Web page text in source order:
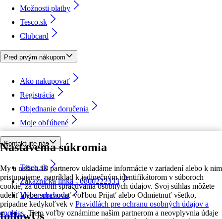
Nastavenia súkromia
My a našich 18 partnerov ukladáme informácie v zariadení alebo k nim
pristupujeme, napríklad k jedinečným identifikátorom v súboroch
cookie, za účelom spracúvania osobných údajov. Svoj súhlas môžete
udeliť alebo spravovať voľbou Prijať alebo Odmietnuť všetko,
prípadne kedykoľvek v Pravidlách pre ochranu osobných údajov a
cookies. Tieto voľby oznámime našim partnerom a neovplyvnia údaje
Možnosti platby
Tesco.sk
Clubcard
Pred prvým nákupom
Ako nakupovať
Registrácia
Objednanie doručenia
Moje obľúbené
Kontaktujte nás
Tesco.sk
Zákaznícka linka - 0800222333
Výber obchodu
followUs